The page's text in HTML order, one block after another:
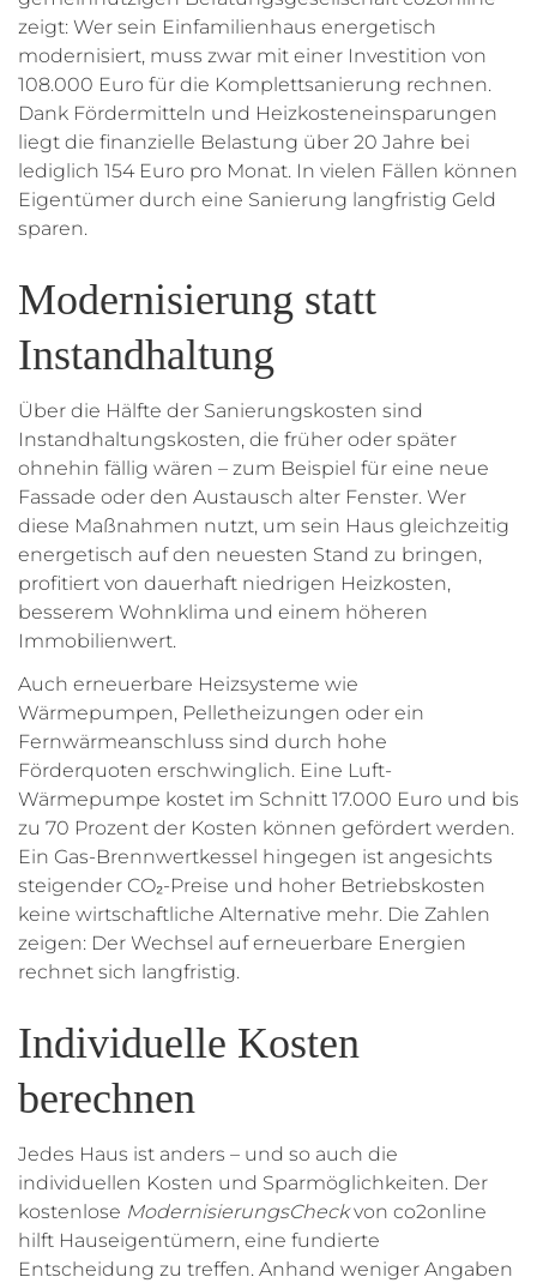
zeigt: Wer sein Einfamilienhaus energetisch
modernisiert, muss zwar mit einer Investition von
108.000 Euro für die Komplettsanierung rechnen.
Dank Fördermitteln und Heizkosteneinsparungen
liegt die finanzielle Belastung über 20 Jahre bei
lediglich 154 Euro pro Monat. In vielen Fällen können
Eigentümer durch eine Sanierung langfristig Geld
sparen.
Modernisierung statt
Instandhaltung
Über die Hälfte der Sanierungskosten sind
Instandhaltungskosten, die früher oder später
ohnehin fällig wären – zum Beispiel für eine neue
Fassade oder den Austausch alter Fenster. Wer
diese Maßnahmen nutzt, um sein Haus gleichzeitig
energetisch auf den neuesten Stand zu bringen,
profitiert von dauerhaft niedrigen Heizkosten,
besserem Wohnklima und einem höheren
Immobilienwert.
Auch erneuerbare Heizsysteme wie
Wärmepumpen, Pelletheizungen oder ein
Fernwärmeanschluss sind durch hohe
Förderquoten erschwinglich. Eine Luft-
Wärmepumpe kostet im Schnitt 17.000 Euro und bis
zu 70 Prozent der Kosten können gefördert werden.
Ein Gas-Brennwertkessel hingegen ist angesichts
steigender CO₂-Preise und hoher Betriebskosten
keine wirtschaftliche Alternative mehr. Die Zahlen
zeigen: Der Wechsel auf erneuerbare Energien
rechnet sich langfristig.
Individuelle Kosten
berechnen
Jedes Haus ist anders – und so auch die
individuellen Kosten und Sparmöglichkeiten. Der
kostenlose ModernisierungsCheckvon co2online
hilft Hauseigentümern, eine fundierte
Entscheidung zu treffen. Anhand weniger Angaben